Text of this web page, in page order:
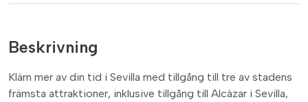
Beskrivning
Kläm mer av din tid i Sevilla med tillgång till tre av stadens
främsta attraktioner, inklusive tillgång till Alcázar i Sevilla,